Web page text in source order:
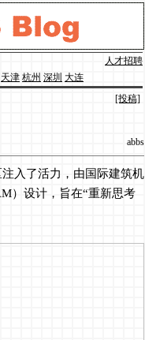
人才招聘
天津 杭州 深圳 大连
[投稿]
abbs
入了活力，由国际建筑机
）设计，旨在“重新思考